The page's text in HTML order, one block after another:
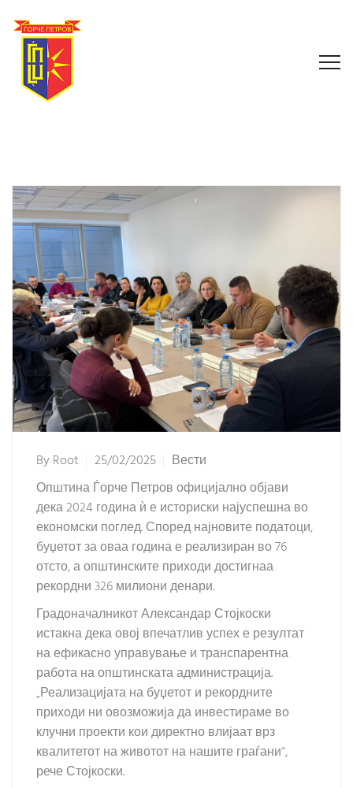
ByRoot 25/02/2025
Вести
Општина Ѓорче Петров официјално објави
дека 2024 година ѝ е историски најуспешна во
економски поглед. Според најновите податоци,
буџетот за оваа година е реализиран во 76
отсто, а општинските приходи достигнаа
рекордни 326 милиони денари.
Градоначалникот Александар Стојкоски
истакна дека овој впечатлив успех е резултат
на ефикасно управување и транспарентна
работа на општинската администрација.
„Реализацијата на буџетот и рекордните
приходи ни овозможија да инвестираме во
клучни проекти кои директно влијаат врз
квалитетот на животот на нашите граѓани“,
рече Стојкоски.